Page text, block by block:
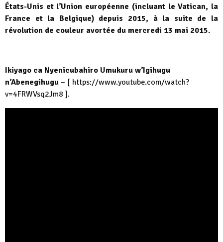
États-Unis et l’Union européenne (incluant le Vatican, la
France et la Belgique) depuis 2015, à la suite de la
révolution de couleur avortée du mercredi 13 mai 2015.
Ikiyago ca Nyenicubahiro Umukuru w’Igihugu
n’Abenegihugu – [ https://www.youtube.com/watch?
v=4FRWVsq2Jm8 ].